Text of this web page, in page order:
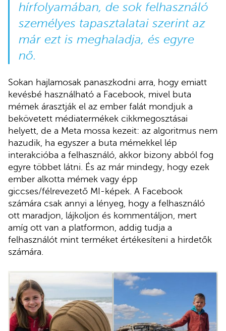
hírfolyamában, de sok felhasználó
személyes tapasztalatai szerint az
már ezt is meghaladja, és egyre
nő.
Sokan hajlamosak panaszkodni arra, hogy emiatt
kevésbé használható a Facebook, mivel buta
mémek árasztják el az ember falát mondjuk a
bekövetett médiatermékek cikkmegosztásai
helyett, de a Meta mossa kezeit: az algoritmus nem
hazudik, ha egyszer a buta mémekkel lép
interakcióba a felhasználó, akkor bizony abból fog
egyre többet látni. És az már mindegy, hogy ezek
ember alkotta mémek vagy épp
giccses/félrevezető MI-képek. A Facebook
számára csak annyi a lényeg, hogy a felhasználó
ott maradjon, lájkoljon és kommentáljon, mert
amíg ott van a platformon, addig tudja a
felhasználót mint terméket értékesíteni a hirdetők
számára.